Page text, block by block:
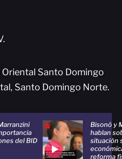
Santo Domingo
Santo Domingo Norte.
del BID
Bisonó y
hablan
situación
reforma